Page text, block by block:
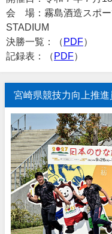
会 場：霧島酒造スポ
STADIUM
決勝一覧：（ PDF）
記録表：（ PDF）
宮崎県競技力向上推進